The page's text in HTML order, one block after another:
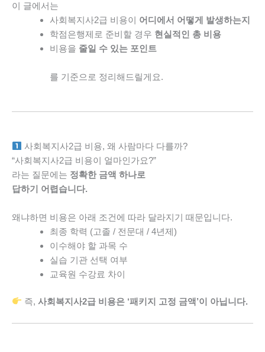
이 글에서는
사회복지사2급 비용이 어디에서 어떻게 발생하는지
학점은행제로 준비할 경우 현실적인 총 비용
비용을 줄일 수 있는 포인트
를 기준으로 정리해드릴게요.
사회복지사2급 비용, 왜 사람마다 다를까?
“사회복지사2급 비용이 얼마인가요?”
라는 질문에는 정확한 금액 하나로
답하기 어렵습니다.
왜냐하면 비용은 아래 조건에 따라 달라지기 때문입니다.
최종 학력 (고졸 / 전문대 / 4년제)
이수해야 할 과목 수
실습 기관 선택 여부
교육원 수강료 차이
즉, 사회복지사2급 비용은 ‘패키지 고정 금액’이 아닙니다.